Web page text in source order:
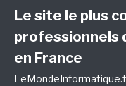
Le site le plus
professionnels
en France